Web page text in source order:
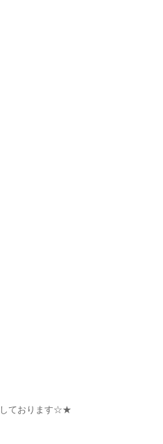
しております☆★